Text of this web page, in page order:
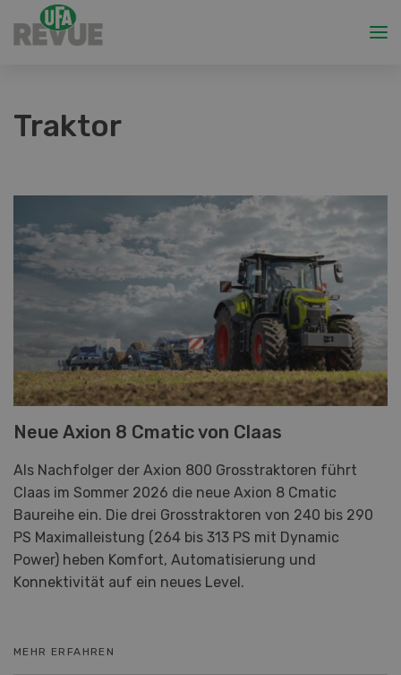
Traktor
Neue Axion 8 Cmatic von Claas
Als Nachfolger der Axion 800 Grosstraktoren führt
Claas im Sommer 2026 die neue Axion 8 Cmatic
Baureihe ein. Die drei Grosstraktoren von 240 bis 290
PS Maximalleistung (264 bis 313 PS mit Dynamic
Power) heben Komfort, Automatisierung und
Konnektivität auf ein neues Level.
MEHR ERFAHREN